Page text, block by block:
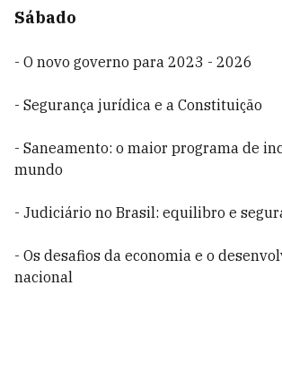
Sábado
- O novo governo para 2023 - 2026
- Segurança jurídica e a Constituição
- Saneamento: o maior programa de
mundo
- Judiciário no Brasil: equilibro e
- Os desafios da economia e o
nacional